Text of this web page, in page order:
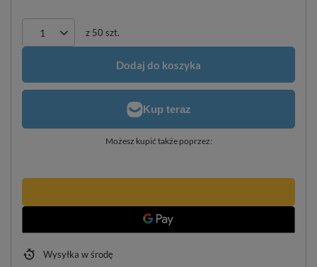
z 50 szt.
Dodaj do koszyka
Możesz kupić także poprzez:
Wysyłka w środę